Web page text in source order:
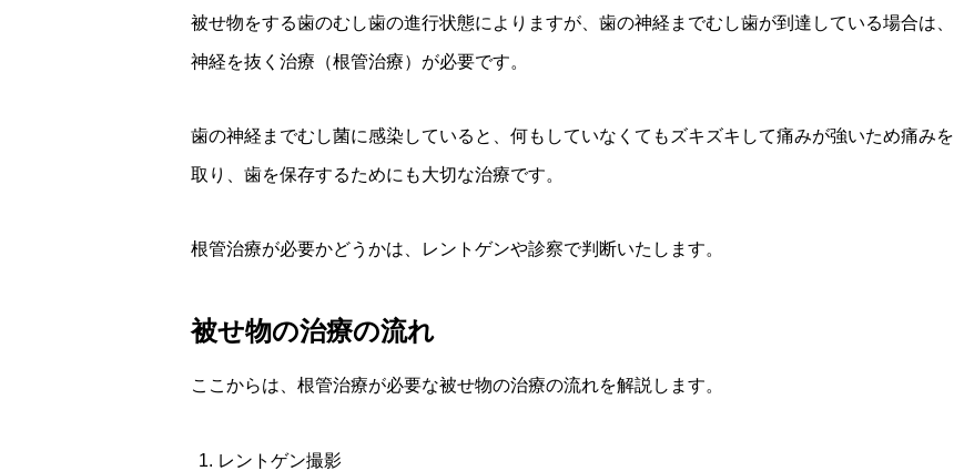
被せ物をする歯のむし歯の進行状態によりますが、歯の神経までむし歯が到達している場合は、
神経を抜く治療（根管治療）が必要です。
歯の神経までむし菌に感染していると、何もしていなくてもズキズキして痛みが強いため痛みを
取り、歯を保存するためにも大切な治療です。
根管治療が必要かどうかは、レントゲンや診察で判断いたします。
被せ物の治療の流れ
ここからは、根管治療が必要な被せ物の治療の流れを解説します。
レントゲン撮影